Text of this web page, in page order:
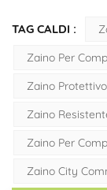
TAG CALDI :
Zaino Per
Zaino
Zaino
Zaino Per
Zaino City